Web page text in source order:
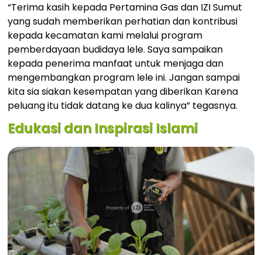
“Terima kasih kepada Pertamina Gas dan IZI Sumut
yang sudah memberikan perhatian dan kontribusi
kepada kecamatan kami melalui program
pemberdayaan budidaya lele. Saya sampaikan
kepada penerima manfaat untuk menjaga dan
mengembangkan program lele ini. Jangan sampai
kita sia siakan kesempatan yang diberikan Karena
peluang itu tidak datang ke dua kalinya” tegasnya.
Edukasi dan Inspirasi Islami